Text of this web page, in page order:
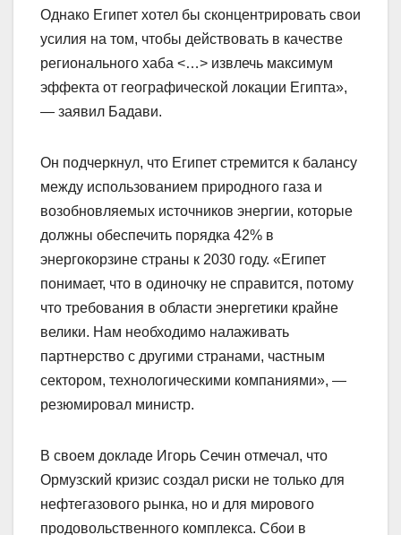
Однако Египет хотел бы сконцентрировать свои
усилия на том, чтобы действовать в качестве
регионального хаба <…> извлечь максимум
эффекта от географической локации Египта»,
— заявил Бадави.
Он подчеркнул, что Египет стремится к балансу
между использованием природного газа и
возобновляемых источников энергии, которые
должны обеспечить порядка 42% в
энергокорзине страны к 2030 году. «Египет
понимает, что в одиночку не справится, потому
что требования в области энергетики крайне
велики. Нам необходимо налаживать
партнерство с другими странами, частным
сектором, технологическими компаниями», —
резюмировал министр.
В своем докладе Игорь Сечин отмечал, что
Ормузский кризис создал риски не только для
нефтегазового рынка, но и для мирового
продовольственного комплекса. Сбои в